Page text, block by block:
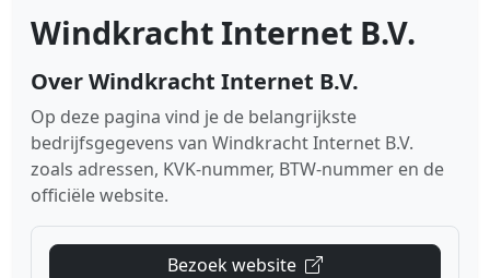
Windkracht Internet B.V.
Over Windkracht Internet B.V.
Op deze pagina vind je de belangrijkste
bedrijfsgegevens van Windkracht Internet B.V.
zoals adressen, KVK-nummer, BTW-nummer en de
officiële website.
Bezoek website